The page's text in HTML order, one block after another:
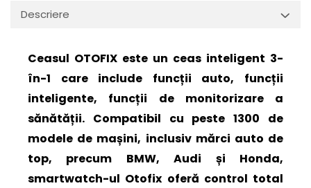
Descriere
Ceasul OTOFIX este un ceas inteligent 3-
în-1 care include funcții auto, funcții
inteligente, funcții de monitorizare a
sănătății. Compatibil cu peste 1300 de
modele de mașini, inclusiv mărci auto de
top, precum BMW, Audi și Honda,
smartwatch-ul Otofix oferă control total